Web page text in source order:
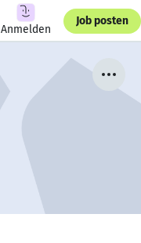
Anmelden
Job posten